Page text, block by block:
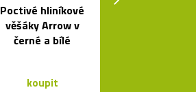
Poctivé hliníkové
věšáky Arrow v
černé a bílé
koupit